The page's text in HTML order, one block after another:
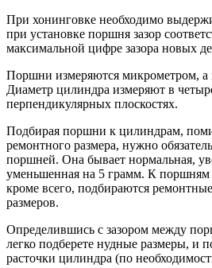
При хонинговке необходимо
при установке поршня зазор
максимальной цифре зазора новых
Поршни измеряются микрометром,
Диаметр цилиндра измеряют в
перпендикулярных плоскостях.
Подбирая поршни к цилиндрам,
ремонтного размера, нужно
поршней. Она бывает нормальная,
уменьшенная на 5 грамм. К
кроме всего, подбираются
размеров.
Определившись с зазором между
легко подберете нудные размеры, и
расточки цилиндра (по